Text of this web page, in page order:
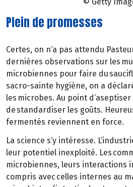
© Getty
Plein de promesses
Certes, on n‘a pas attendu
dernières observations sur les
microbiennes pour faire du
sacro-sainte hygiène, on a
les microbes. Au point d‘aseptiser
de standardiser les goûts.
fermentés reviennent en force.
La science s‘y intéresse.
leur potentiel inexploité. Les
microbiennes, leurs interactions
compris avec celles internes au